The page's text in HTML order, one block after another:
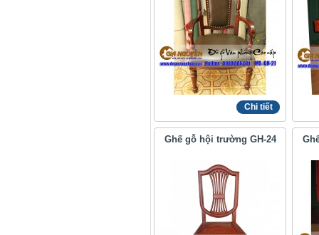
Chi tiết
Ghế gỗ hội trường GH-24